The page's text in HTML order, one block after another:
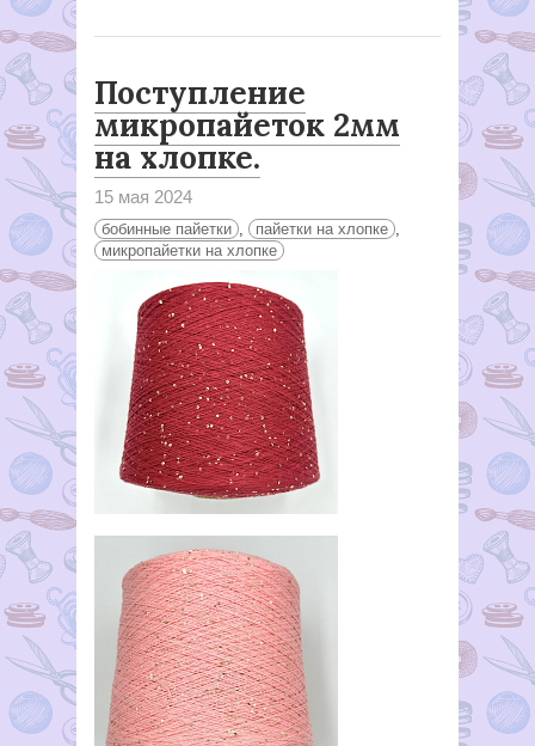
Поступление
микропайеток 2мм
на хлопке.
15 мая 2024
бобинные пайетки пайетки на хлопке
микропайетки на хлопке